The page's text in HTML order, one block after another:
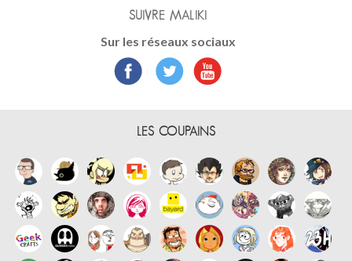
SUIVRE MALIKI
Sur les réseaux sociaux
LES COUPAINS